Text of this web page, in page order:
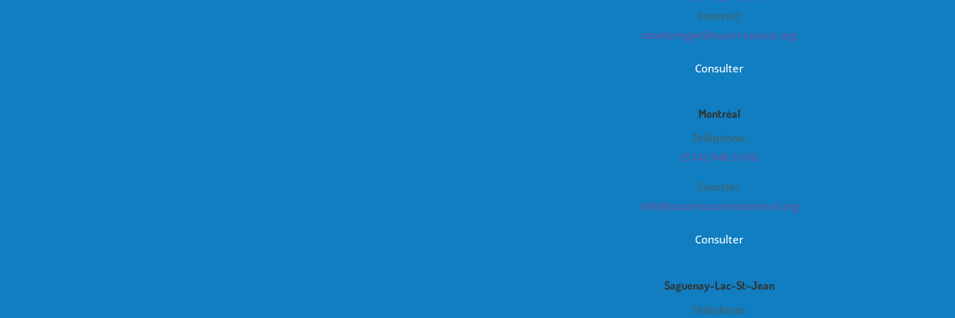
Courriel:
monteregie@nourri-source.org
Consulter
Montréal
Téléphone:
(514) 948-5160
Courriel:
info@nourrisourcemontreal.org
Consulter
Saguenay-Lac-St-Jean
Téléphone: